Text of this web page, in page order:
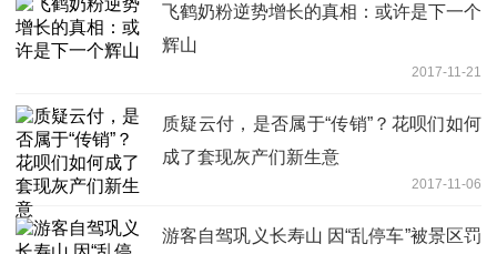
飞鹤奶粉逆势增长的真相：或许是下一个
辉山
2017-11-21
质疑云付，是否属于“传销”？花呗们如何
成了套现灰产们新生意
2017-11-06
游客自驾巩义长寿山 因“乱停车”被景区罚